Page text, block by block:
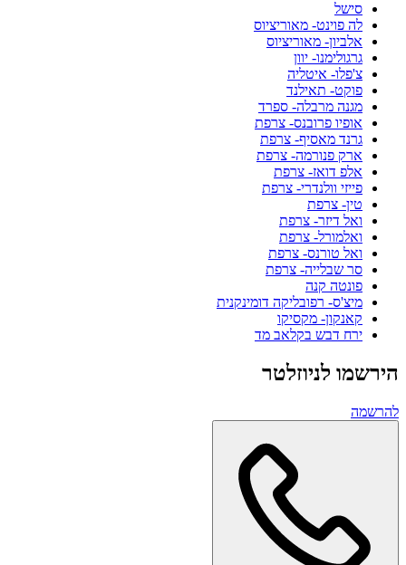
סישל
לה פוינט- מאוריציוס
אלביון- מאוריציוס
גרגולימנו- יוון
צ'פלו- איטליה
פוקט- תאילנד
מגנה מרבלה- ספרד
אופיו פרובנס- צרפת
גרנד מאסיף- צרפת
ארק פנורמה- צרפת
אלפ דואז- צרפת
פייזי וולנדרי- צרפת
טין- צרפת
ואל דיזר- צרפת
ואלמורל- צרפת
ואל טורנס- צרפת
סר שבלייה- צרפת
פונטה קנה
מיצ'ס- רפובליקה דומינקנית
קאנקון- מקסיקו
ירח דבש בקלאב מד
הירשמו לניוזלטר
להרשמה